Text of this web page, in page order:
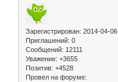
Зарегистрирован: 2014-04-06
Приглашений: 0
Сообщений: 12111
Уважение: +3655
Позитив: +4528
Провел на форуме: